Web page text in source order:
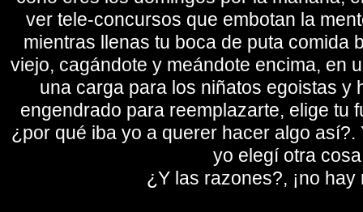
ver tele-concursos que embotan la
mientras llenas tu boca de puta comida
viejo, cagándote y meándote encima, en
una carga para los niñatos egoistas y
engendrado para reemplazarte, elige tu
¿por qué iba yo a querer hacer algo así?.
yo elegí otra
¿Y las razones?, ¡no hay